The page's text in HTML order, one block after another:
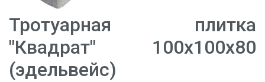
Тротуарная плитка
"Квадрат" 100х100х80
(эдельвейс)